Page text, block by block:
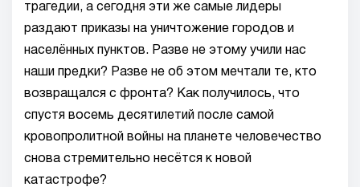
трагедии, а сегодня эти же самые лидеры
раздают приказы на уничтожение городов и
населённых пунктов. Разве не этому учили нас
наши предки? Разве не об этом мечтали те, кто
возвращался с фронта? Как получилось, что
спустя восемь десятилетий после самой
кровопролитной войны на планете человечество
снова стремительно несётся к новой
катастрофе?